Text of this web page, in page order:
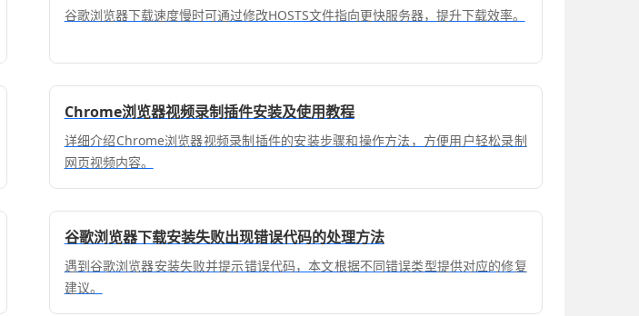
谷歌浏览器下载速度慢时可通过修改HOSTS文件指向更快服务器，提升下载效率。
Chrome浏览器视频录制插件安装及使用教程
详细介绍Chrome浏览器视频录制插件的安装步骤和操作方法，方便用户轻松录制
网页视频内容。
谷歌浏览器下载安装失败出现错误代码的处理方法
遇到谷歌浏览器安装失败并提示错误代码，本文根据不同错误类型提供对应的修复
建议。